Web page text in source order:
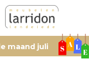
juli -